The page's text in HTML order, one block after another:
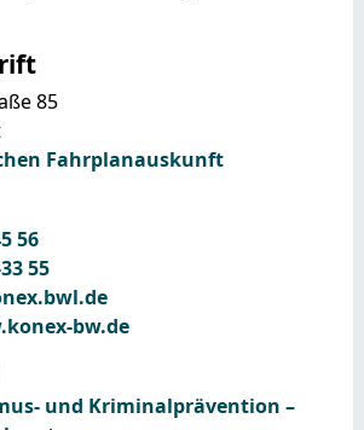
85
Fahrplanauskunft
56
55
bw.de
und Kriminalprävention –